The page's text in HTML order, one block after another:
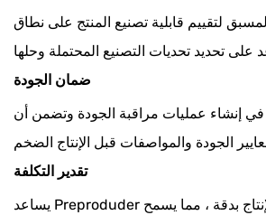
لتقييم قابلية تصنيع المنتج على نطاق
ضمان الجودة
في إنشاء عمليات مراقبة الجودة وتضمن أن
تقدير التكلفة
يساعد Preproduder في تقدير تكاليف الإنتاج بدقة ، مما يسمح